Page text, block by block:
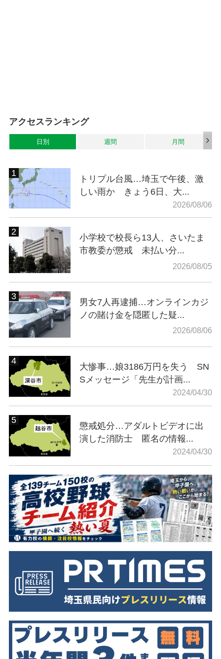
アクセスランキング
日別 週間 月間
トリプル台風…埼玉で午後、激
しい雨か きょう6日、大...
2026/08/06
小学校で校長ら13人、さいたま
市教委が懲戒 未払い分...
2026/08/05
男女7人再逮捕…オンラインカジ
ノの賭け金を隠匿した疑...
2026/08/06
大惨事…娘3186万円を失う SN
Sメッセージ「先生が計画...
2024/04/30
懲戒処分…アダルトビデオに出
演した消防士 匿名の情報...
2024/04/30